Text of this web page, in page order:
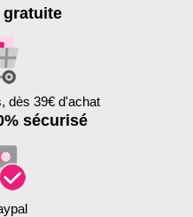
dès 39€ d'achat
sécurisé